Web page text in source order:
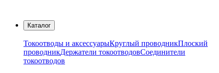
Каталог
Токоотводы и аксессуарыКруглый проводникПлоский
проводникДержатели токоотводовСоединители
токоотводов